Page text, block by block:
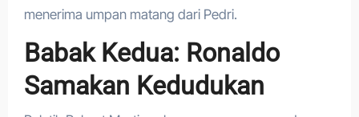
menerima umpan matang dari Pedri.
Babak Kedua: Ronaldo
Samakan Kedudukan